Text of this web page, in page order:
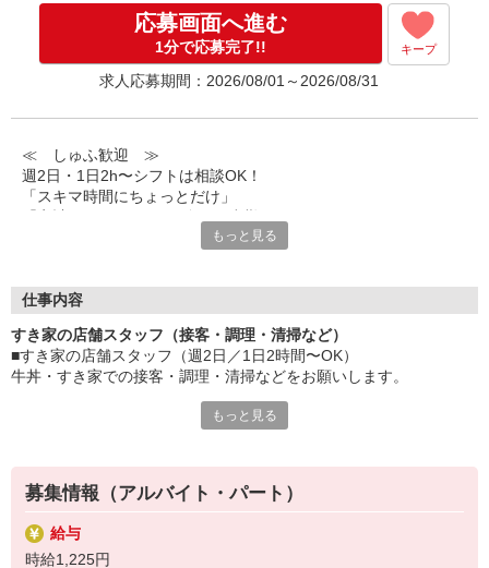
応募画面へ進む
1分で応募完了!! キープ
求人応募期間：2026/08/01～2026/08/31
≪ しゅふ歓迎 ≫
週2日・1日2h〜シフトは相談OK！
「スキマ時間にちょっとだけ」
など、自分らしく活躍できますよ。
■髪型・髪色自由
■給与前払い可
急な出費も安心♪
■社員登用あり
将来を考えている方は必見です。
与兵衛、オリーブの丘、焼肉いちばんなどを経営しているゼンシ
ョーグループ！
その中のひとつ『すき家』でお仕事しませんか？
もっと見る
仕事内容
すき家の店舗スタッフ（接客・調理・清掃など）
■すき家の店舗スタッフ（週2日／1日2時間〜OK）
牛丼・すき家での接客・調理・清掃などをお願いします。
あなたの笑顔で！
すばやく提供！
他にも、食材の調整や金銭管理、新しく入社したクルーの研修など
様々なお仕事があります。
もっと見る
募集情報（アルバイト・パート）
給与
時給1,225円